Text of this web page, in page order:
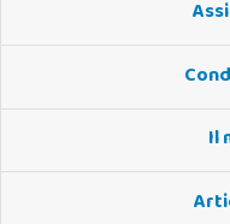
Il